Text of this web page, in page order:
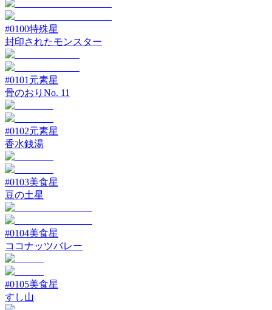
#0100特殊星
封印されたモンスター
#0101 元素星
骨のおりNo. 11
#0102元素星
香水銭湯
#0103美食星
豆の土星
#0104美食星
ココナッツバレー
#0105美食星
すし山